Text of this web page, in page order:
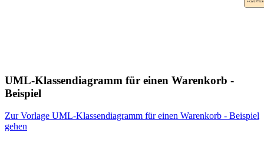
UML-Klassendiagramm für einen Warenkorb -
Beispiel
Zur Vorlage UML-Klassendiagramm für einen Warenkorb - Beispiel
gehen